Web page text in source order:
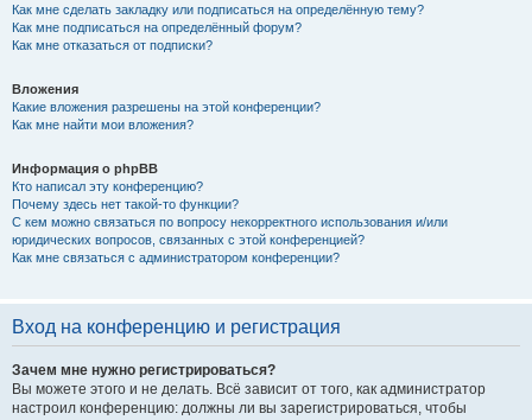
Как мне сделать закладку или подписаться на определённую тему?
Как мне подписаться на определённый форум?
Как мне отказаться от подписки?
Вложения
Какие вложения разрешены на этой конференции?
Как мне найти мои вложения?
Информация о phpBB
Кто написал эту конференцию?
Почему здесь нет такой-то функции?
С кем можно связаться по вопросу некорректного использования и/или
юридических вопросов, связанных с этой конференцией?
Как мне связаться с администратором конференции?
Вход на конференцию и регистрация
Зачем мне нужно регистрироваться?
Вы можете этого и не делать. Всё зависит от того, как администратор
настроил конференцию: должны ли вы зарегистрироваться, чтобы